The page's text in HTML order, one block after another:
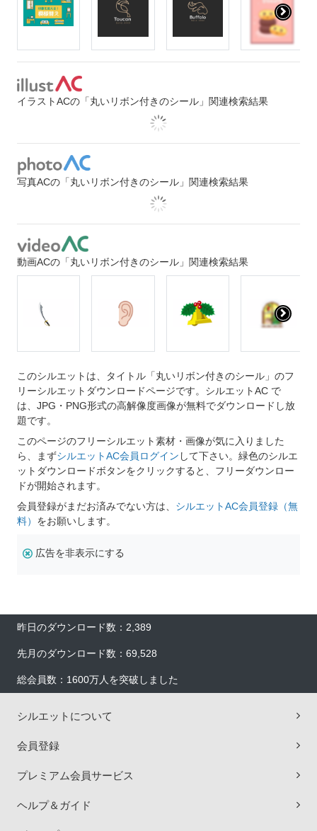
イラストACの「丸いリボン付きのシール」関連検索結果
写真ACの「丸いリボン付きのシール」関連検索結果
動画ACの「丸いリボン付きのシール」関連検索結果
このシルエットは、タイトル「丸いリボン付きのシール」のフ
リーシルエットダウンロードページです。シルエットAC で
は、JPG・PNG形式の高解像度画像が無料でダウンロードし放
題です。
このページのフリーシルエット素材・画像が気に入りました
ら、まずシルエットAC会員ログイン して下さい。緑色のシルエ
ットダウンロードボタンをクリックすると、フリーダウンロー
ドが開始されます。
会員登録がまだお済みでない方は、 シルエットAC会員登録（無
料） をお願いします。
広告を非表示にする
昨日のダウンロード数：2,389
先月のダウンロード数：69,528
総会員数：1600万人を突破しました
シルエットについて
会員登録
プレミアム会員サービス
ヘルプ＆ガイド